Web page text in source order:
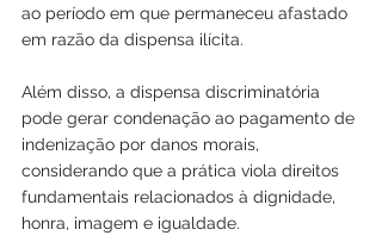
ao período em que permaneceu afastado
em razão da dispensa ilícita.
Além disso, a dispensa discriminatória
pode gerar condenação ao pagamento de
indenização por danos morais,
considerando que a prática viola direitos
fundamentais relacionados à dignidade,
honra, imagem e igualdade.